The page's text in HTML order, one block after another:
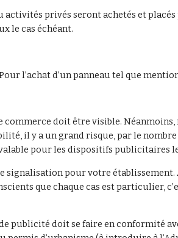
privés seront achetés et
le cas échéant.
l’achat d’un panneau tel que
doit être visible.
il y a un grand risque, par le
pour les dispositifs publicitaires
signalisation pour votre
que chaque cas est particulier,
publicité doit se faire en conformité